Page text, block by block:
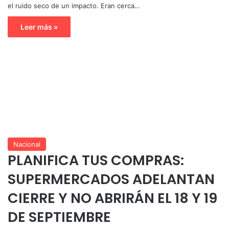
el ruido seco de un impacto. Eran cerca…
Leer más »
Nacional
PLANIFICA TUS COMPRAS:
SUPERMERCADOS ADELANTAN
CIERRE Y NO ABRIRÁN EL 18 Y 19
DE SEPTIEMBRE